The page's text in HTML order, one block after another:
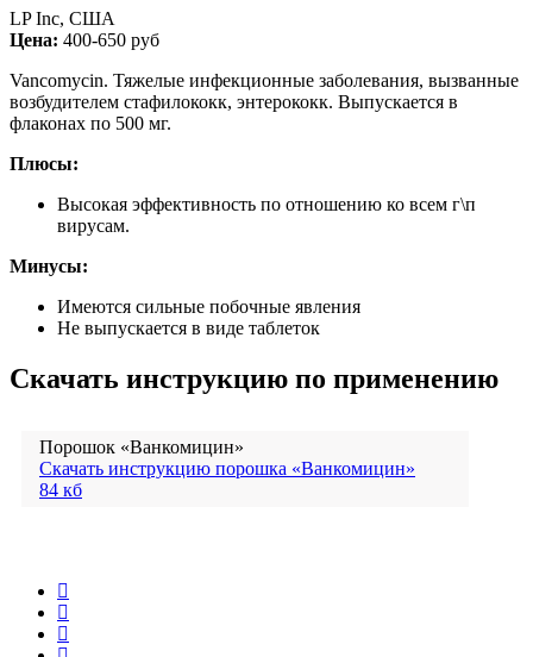
LP Inc, США
Цена: 400-650 руб
Vancomycin. Тяжелые инфекционные заболевания, вызванные
возбудителем стафилококк, энтерококк. Выпускается в
флаконах по 500 мг.
Плюсы:
Высокая эффективность по отношению ко всем г\п
вирусам.
Минусы:
Имеются сильные побочные явления
Не выпускается в виде таблеток
Скачать инструкцию по применению
Порошок «Ванкомицин»
Скачать инструкцию порошка «Ванкомицин»
84 кб